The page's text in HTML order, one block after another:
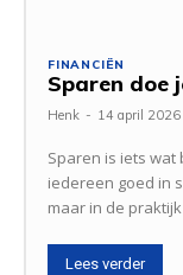
FINANCIËN
Sparen doe
Henk - 14 april 2026
Sparen is iets
iedereen goed in
maar in de praktijk
Lees verder